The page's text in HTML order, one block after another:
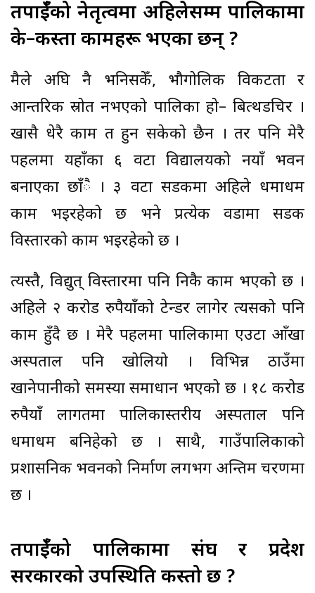
तपाईँको नेतृत्वमा अहिलेसम्म पालिकामा
के–कस्ता कामहरू भएका छन् ?
मैले अघि नै भनिसकेँ, भौगोलिक विकटता र
आन्तरिक स्रोत नभएको पालिका हो– बित्थडचिर ।
खासै धेरै काम त हुन सकेको छैन । तर पनि मेरै
पहलमा यहाँका ६ वटा विद्यालयको नयाँ भवन
बनाएका छाँै । ३ वटा सडकमा अहिले धमाधम
काम भइरहेको छ भने प्रत्येक वडामा सडक
विस्तारको काम भइरहेको छ ।
त्यस्तै, विद्युत् विस्तारमा पनि निकै काम भएको छ ।
अहिले २ करोड रुपैयाँको टेन्डर लागेर त्यसको पनि
काम हुँदै छ । मेरै पहलमा पालिकामा एउटा आँखा
अस्पताल पनि खोलियो । विभिन्न ठाउँमा
खानेपानीको समस्या समाधान भएको छ । १८ करोड
रुपैयाँ लागतमा पालिकास्तरीय अस्पताल पनि
धमाधम बनिहेको छ । साथै, गाउँपालिकाको
प्रशासनिक भवनको निर्माण लगभग अन्तिम चरणमा
छ ।
तपाईँको पालिकामा संघ र प्रदेश
सरकारको उपस्थिति कस्तो छ ?